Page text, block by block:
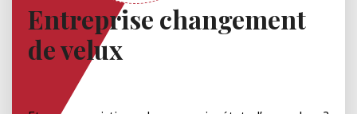
Entreprise changement
de velux